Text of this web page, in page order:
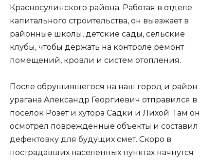
Красносулинского района. Работая в отделе
капитального строительства, он выезжает в
районные школы, детские сады, сельские
клубы, чтобы держать на контроле ремонт
помещений, кровли и систем отопления.
После обрушившегося на наш город и район
урагана Александр Георгиевич отправился в
поселок Розет и хутора Садки и Лихой. Там он
осмотрел поврежденные объекты и составил
дефектовку для будущих смет. Скоро в
пострадавших населенных пунктах начнутся